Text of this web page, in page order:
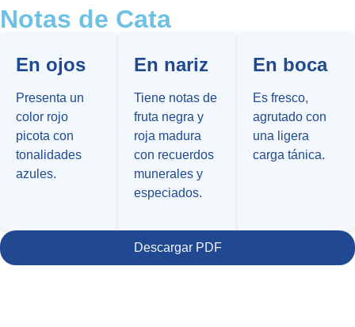
Notas de Cata
En ojos
Presenta un
color rojo
picota con
tonalidades
azules.
En nariz
Tiene notas de
fruta negra y
roja madura
con recuerdos
munerales y
especiados.
En boca
Es fresco,
agrutado con
una ligera
carga tánica.
Descargar PDF